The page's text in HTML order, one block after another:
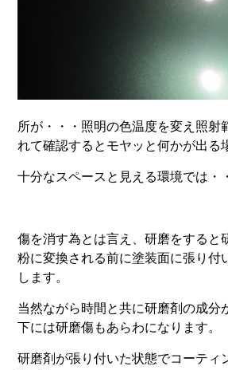
所が・・・照明の色温度を変え照射
れて確認するとモヤッと何かが出る
十分なスペースと見える環境では・
傷を消す為とは言え、研磨をすると
粉に変換される前に塗装面に張り付
します。
当然ながら時間と共に研磨剤の成分
下には研磨傷もあらわになります。
研磨剤が張り付いた状態でコーティ